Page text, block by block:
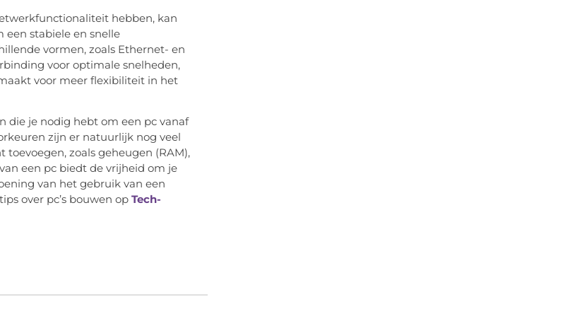
hebben, kan
stabiele en snelle
vormen, zoals Ethernet- en
voor optimale snelheden,
voor meer flexibiliteit in het
die je nodig hebt om een pc vanaf
zijn er natuurlijk nog veel
toevoegen, zoals geheugen (RAM),
een pc biedt de vrijheid om je
van het gebruik van een
over pc’s bouwen op Tech-